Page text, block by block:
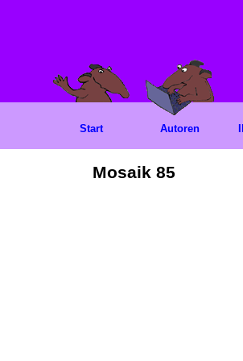
Mosaik 85
Start Autoren